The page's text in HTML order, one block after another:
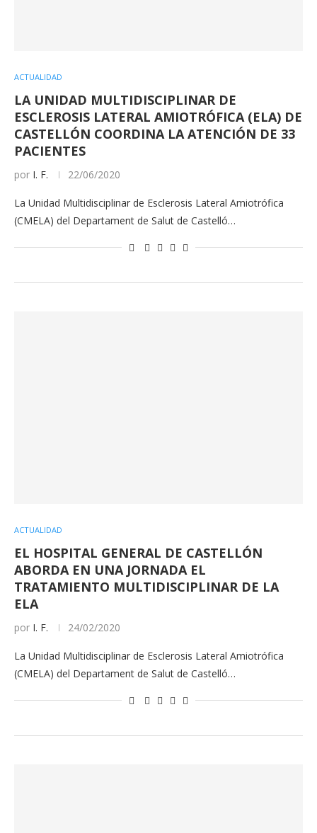
ACTUALIDAD
LA UNIDAD MULTIDISCIPLINAR DE
ESCLEROSIS LATERAL AMIOTRÓFICA (ELA) DE
CASTELLÓN COORDINA LA ATENCIÓN DE 33
PACIENTES
por I. F. 22/06/2020
La Unidad Multidisciplinar de Esclerosis Lateral Amiotrófica
(CMELA) del Departament de Salut de Castelló…
ACTUALIDAD
EL HOSPITAL GENERAL DE CASTELLÓN
ABORDA EN UNA JORNADA EL
TRATAMIENTO MULTIDISCIPLINAR DE LA
ELA
por I. F. 24/02/2020
La Unidad Multidisciplinar de Esclerosis Lateral Amiotrófica
(CMELA) del Departament de Salut de Castelló…